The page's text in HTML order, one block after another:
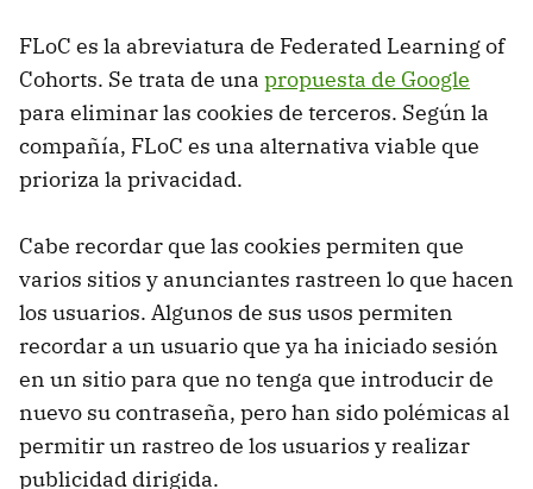
FLoC es la abreviatura de Federated Learning of
Cohorts. Se trata de una propuesta de Google
para eliminar las cookies de terceros. Según la
compañía, FLoC es una alternativa viable que
prioriza la privacidad.
Cabe recordar que las cookies permiten que
varios sitios y anunciantes rastreen lo que hacen
los usuarios. Algunos de sus usos permiten
recordar a un usuario que ya ha iniciado sesión
en un sitio para que no tenga que introducir de
nuevo su contraseña, pero han sido polémicas al
permitir un rastreo de los usuarios y realizar
publicidad dirigida.